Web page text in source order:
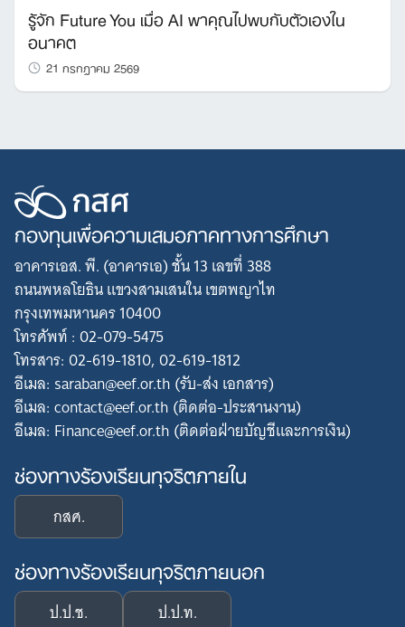
รู้จัก Future You เมื่อ AI พาคุณไปพบกับตัวเองใน
อนาคต
21 กรกฎาคม 2569
กองทุนเพื่อความเสมอภาคทางการศึกษา
อาคารเอส. พี. (อาคารเอ) ชั้น 13 เลขที่ 388
ถนนพหลโยธิน แขวงสามเสนใน เขตพญาไท
กรุงเทพมหานคร 10400
โทรศัพท์ : 02-079-5475
โทรสาร: 02-619-1810, 02-619-1812
อีเมล: saraban@eef.or.th (รับ-ส่ง เอกสาร)
อีเมล: contact@eef.or.th (ติดต่อ-ประสานงาน)
อีเมล: Finance@eef.or.th (ติดต่อฝ่ายบัญชีและการเงิน)
ช่องทางร้องเรียนทุจริตภายใน
กสศ.
ช่องทางร้องเรียนทุจริตภายนอก
ป.ป.ช. ป.ป.ท.